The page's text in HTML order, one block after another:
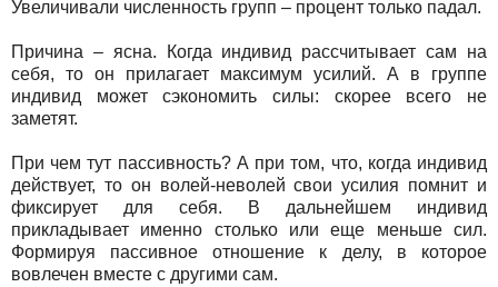
Увеличивали численность групп – процент только падал.
Причина – ясна. Когда индивид рассчитывает сам на
себя, то он прилагает максимум усилий. А в группе
индивид может сэкономить силы: скорее всего не
заметят.
При чем тут пассивность? А при том, что, когда индивид
действует, то он волей-неволей свои усилия помнит и
фиксирует для себя. В дальнейшем индивид
прикладывает именно столько или еще меньше сил.
Формируя пассивное отношение к делу, в которое
вовлечен вместе с другими сам.